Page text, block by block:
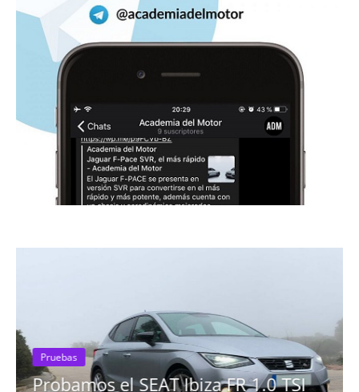
Pruebas
Probamos el SEAT Ibiza FR 1.0 TSI